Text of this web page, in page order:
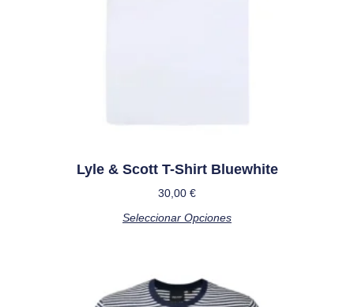
Lyle & Scott T-Shirt Bluewhite
30,00 €
Seleccionar Opciones